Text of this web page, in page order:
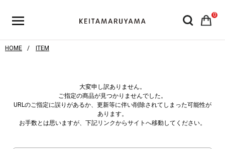
0
HOME ITEM
大変申し訳ありません。
ご指定の商品が見つかりませんでした。
URLのご指定に誤りがあるか、更新等に伴い削除されてしまった可能性が
あります。
お手数とは思いますが、下記リンクからサイトへ移動してください。